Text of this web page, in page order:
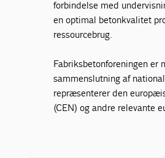
forbindelse med
en optimal betonkvalitet
ressourcebrug.
Fabriksbetonforeningen er
sammenslutning af
repræsenterer den
(CEN) og andre relevante